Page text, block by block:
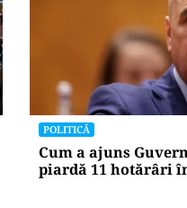
POLITICĂ
Cum a ajuns
piardă 11 hotărâri